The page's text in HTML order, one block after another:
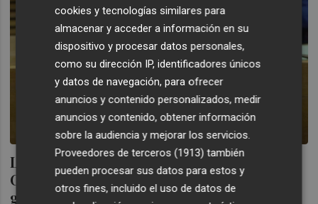
Lorenz (PSPV) critica que les EOI de la
Comunitat inicien el curs amb "menys
grups i menys recursos
cookies y tecnologías similares para
almacenar y acceder a información en su
dispositivo y procesar datos personales,
como su dirección IP, identificadores únicos
y datos de navegación, para ofrecer
anuncios y contenido personalizados, medir
anuncios y contenido, obtener información
sobre la audiencia y mejorar los servicios.
Proveedores de terceros (1913) también
pueden procesar sus datos para estos y
otros fines, incluido el uso de datos de